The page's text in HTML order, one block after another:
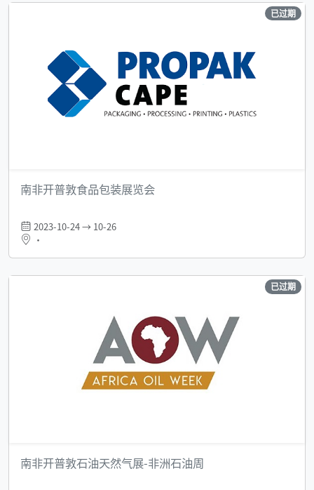
南非开普敦食品包装展览会
2023-10-24 → 10-26
•
已过期
南非开普敦石油天然气展-非洲石油周
已过期